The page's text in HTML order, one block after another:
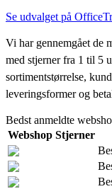
Se udvalget på
Vi har gennemgået de
med stjerner fra 1 til 5
sortimentstørrelse,
leveringsformer og
Bedst anmeldte
Webshop Stjerner